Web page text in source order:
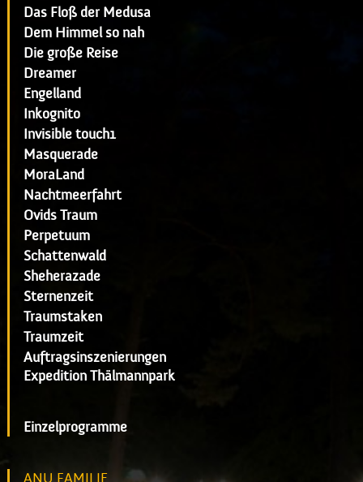
Das Floß der Medusa
Dem Himmel so nah
Die große Reise
Dreamer
Engelland
Inkognito
Invisible touch1
Masquerade
MoraLand
Nachtmeerfahrt
Ovids Traum
Perpetuum
Schattenwald
Sheherazade
Sternenzeit
Traumstaken
Traumzeit
Auftragsinszenierungen
Expedition Thälmannpark
Einzelprogramme
ANU FAMILIE